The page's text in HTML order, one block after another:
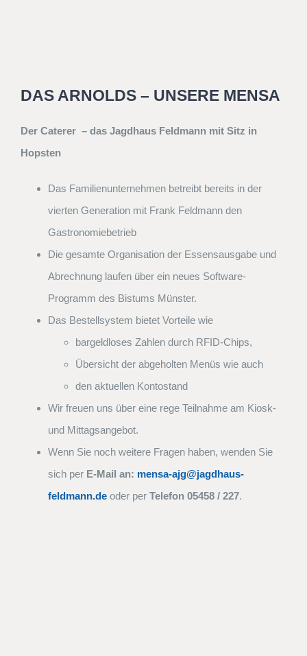
DAS ARNOLDS – UNSERE MENSA
Der Caterer – das Jagdhaus Feldmann mit Sitz in
Hopsten
Das Familienunternehmen betreibt bereits in der
vierten Generation mit Frank Feldmann den
Gastronomiebetrieb
Die gesamte Organisation der Essensausgabe und
Abrechnung laufen über ein neues Software-
Programm des Bistums Münster.
Das Bestellsystem bietet Vorteile wie
bargeldloses Zahlen durch RFID-Chips,
Übersicht der abgeholten Menüs wie auch
den aktuellen Kontostand
Wir freuen uns über eine rege Teilnahme am Kiosk-
und Mittagsangebot.
Wenn Sie noch weitere Fragen haben, wenden Sie
sich per E-Mail an: mensa-ajg@jagdhaus-
feldmann.deoder per Telefon 05458 / 227.